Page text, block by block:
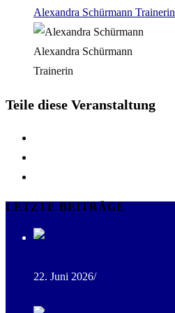
Alexandra Schürmann Trainerin
Alexandra Schürmann
Trainerin
Teile diese Veranstaltung
LETZTE BEITRÄGE
22. Juni 2026/